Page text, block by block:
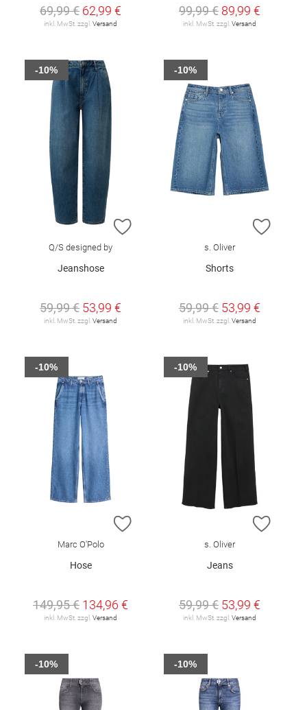
69,99 € 62,99 €
inkl. MwSt. zzgl.Versand
99,99 € 89,99 €
inkl. MwSt. zzgl.Versand
ZUR WUNSCHLISTE HINZUFÜGEN
Q/S designed by
Jeanshose
59,99 € 53,99 €
inkl. MwSt. zzgl. Versand
-10%
ZUR
s. Oliver
Shorts
59,99 € 53,99 €
inkl. MwSt. zzgl. Versand
-10%
ZUR WUNSCHLISTE HINZUFÜGEN
Marc O'Polo
Hose
149,95 € 134,96 €
inkl. MwSt. zzgl. Versand
-10%
ZUR
s. Oliver
Jeans
59,99 € 53,99 €
inkl. MwSt. zzgl. Versand
-10%
-10% -10%